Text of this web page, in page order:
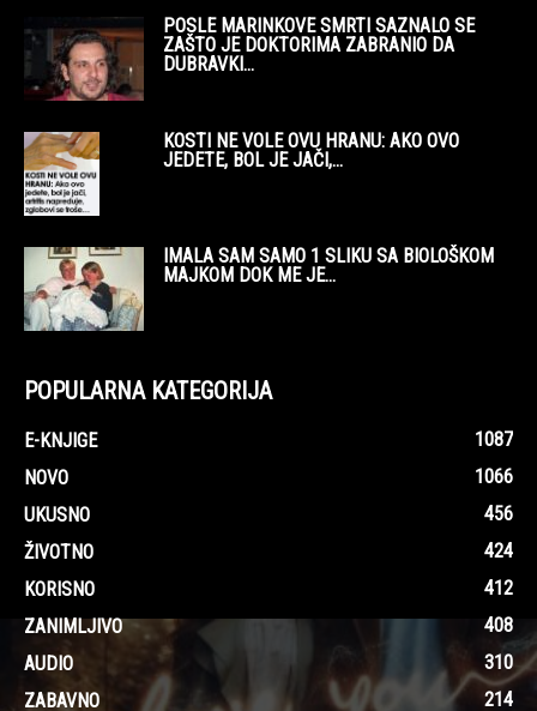
POSLE MARINKOVE SMRTI SAZNALO SE
ZAŠTO JE DOKTORIMA ZABRANIO DA
DUBRAVKI...
KOSTI NE VOLE OVU HRANU: AKO OVO
JEDETE, BOL JE JAČI,...
IMALA SAM SAMO 1 SLIKU SA BIOLOŠKOM
MAJKOM DOK ME JE...
POPULARNA KATEGORIJA
E-KNJIGE
1087
NOVO
1066
UKUSNO
456
ŽIVOTNO
424
KORISNO
412
ZANIMLJIVO
408
AUDIO
310
ZABAVNO
214